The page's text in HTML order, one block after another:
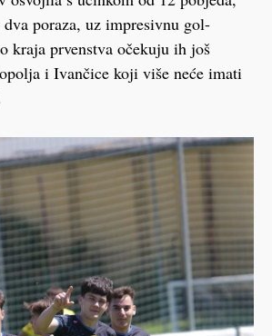
poraza, uz impresivnu gol-
kraja prvenstva očekuju ih još
i Ivančice koji više neće imati